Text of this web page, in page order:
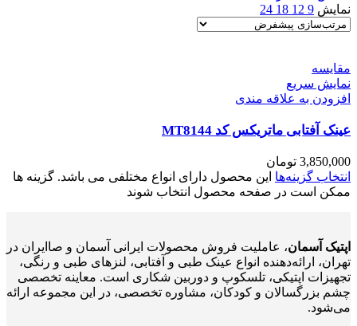
نمایش 9
12
18
24
مقايسه
نمایش سریع
افزودن به علاقه مندی
عینک آفتابی ماتریکس کد MT8144
3,850,000 تومان
انتخاب گزینه‌ها این محصول دارای انواع مختلفی می باشد. گزینه ها
ممکن است در صفحه محصول انتخاب شوند
اپتیک آسمان، عاملیت فروش محصولات ایرانی آسمان و صاایران در
تهران، ارائه‌دهنده انواع عینک طبی و آفتابی، لنزهای طبی و رنگی،
تجهیزات اپتیکی، تلسکوپ و دوربین شکاری است. معاینه تخصصی
چشم بزرگسالان و کودکان، مشاوره تخصصی، در این مجموعه ارائه
می‌شود.